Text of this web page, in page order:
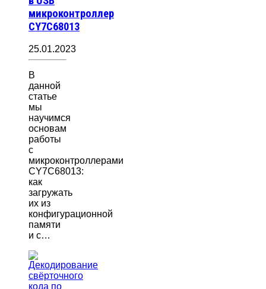
микроконтроллер
CY7C68013
25.01.2023
В
данной
статье
мы
научимся
основам
работы
с
микроконтроллерами
CY7C68013:
как
загружать
их из
конфигурационной
памяти
и с…